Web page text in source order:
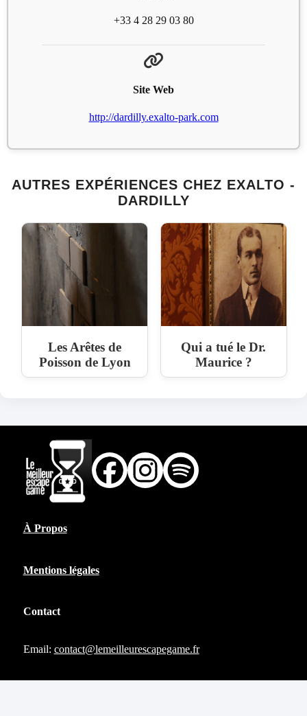
+33 4 28 29 03 80
Site Web
http://dardilly.exalto-park.com
AUTRES EXPÉRIENCES CHEZ EXALTO -
DARDILLY
Les Arêtes de
Poisson de Lyon
Qui a tué le Dr.
Maurice ?
À Propos
Mentions légales
Contact
Email: contact@lemeilleurescapegame.fr